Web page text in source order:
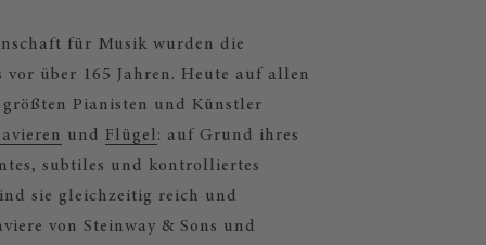
für Musik wurden die
vor über 165 Jahren. Heute auf allen
Pianisten und Künstler
und Flügel: auf Grund ihres
subtiles und kontrolliertes
sie gleichzeitig reich und
von Steinway & Sons und